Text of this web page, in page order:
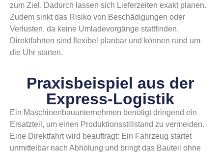
zum Ziel. Dadurch lassen sich Lieferzeiten exakt planen.
Zudem sinkt das Risiko von Beschädigungen oder
Verlusten, da keine Umladevorgänge stattfinden.
Direktfahrten sind flexibel planbar und können rund um
die Uhr starten.
Praxisbeispiel aus der
Express-Logistik
Ein Maschinenbauunternehmen benötigt dringend ein
Ersatzteil, um einen Produktionsstillstand zu vermeiden.
Eine Direktfahrt wird beauftragt: Ein Fahrzeug startet
unmittelbar nach Abholung und bringt das Bauteil ohne